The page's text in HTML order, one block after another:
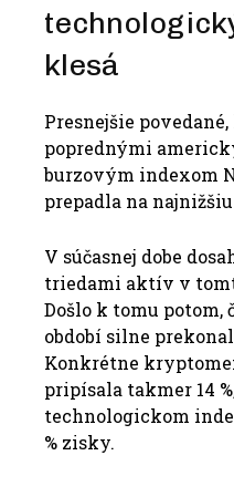
klesá
Presnejšie
poprednými
burzovým indexom
prepadla na
V súčasnej dobe
triedami aktív v
Došlo k tomu potom,
období silne
Konkrétne
pripísala takmer 14
technologickom
% zisky.